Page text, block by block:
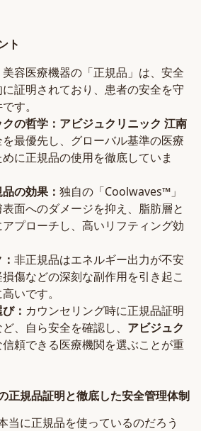
ト
美容医療機器の「正規品」は、安全
証明されており、患者の安全を守
す。
の哲学： アビジュクリニック 江南
最優先し、グローバル基準の医療
に正規品の使用を徹底していま
の効果： 独自の「Coolwaves™」
面へのダメージを抑え、脂肪層と
プローチし、高いリフティング効
非正規品はエネルギー出力が不安
傷などの深刻な副作用を引き起こ
いです。
： カウンセリング時に正規品証明
、自ら安全を確認し、 アビジュク
頼できる医療機関を選ぶことが重
正規品証明と徹底した安全管理体制
当に正規品を使っているのだろう